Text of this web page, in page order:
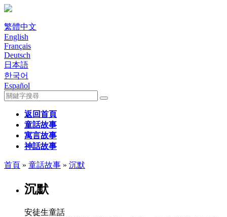
繁體中文
English
Français
Deutsch
日本語
한국어
Español
返回首頁
童話故事
寓言故事
神話故事
首頁 » 童話故事 » 沉默
沉默
安徒生童話